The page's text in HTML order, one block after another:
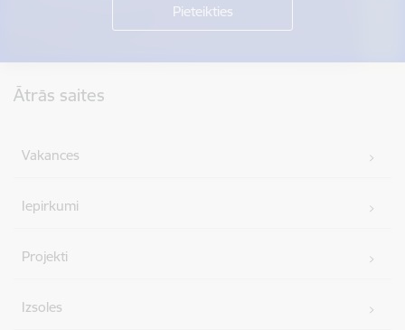
Ātrās saites
Vakances
Iepirkumi
Projekti
Izsoles